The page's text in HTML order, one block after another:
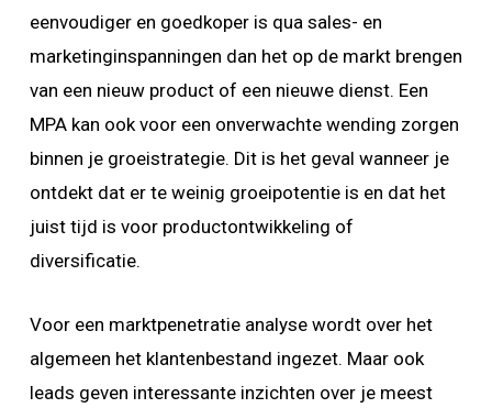
eenvoudiger en goedkoper is qua sales- en
marketinginspanningen dan het op de markt brengen
van een nieuw product of een nieuwe dienst. Een
MPA kan ook voor een onverwachte wending zorgen
binnen je groeistrategie. Dit is het geval wanneer je
ontdekt dat er te weinig groeipotentie is en dat het
juist tijd is voor productontwikkeling of
diversificatie.
Voor een marktpenetratie analyse wordt over het
algemeen het klantenbestand ingezet. Maar ook
leads geven interessante inzichten over je meest